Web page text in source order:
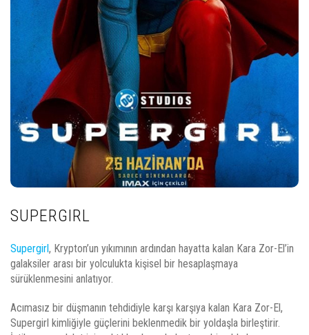
SUPERGIRL
Supergirl, Krypton’un yıkımının ardından hayatta kalan Kara Zor-El’in
galaksiler arası bir yolculukta kişisel bir hesaplaşmaya
sürüklenmesini anlatıyor.
Acımasız bir düşmanın tehdidiyle karşı karşıya kalan Kara Zor-El,
Supergirl kimliğiyle güçlerini beklenmedik bir yoldaşla birleştirir.